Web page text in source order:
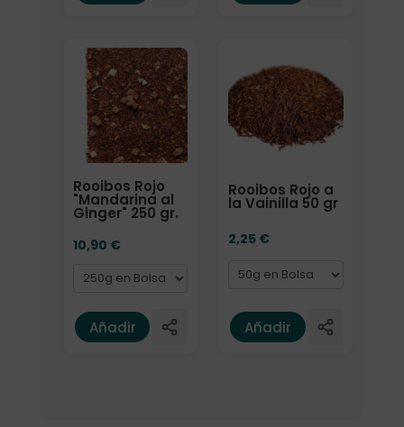
Rooibos Rojo
"Mandarina al
Ginger" 250 gr.
10,90 €
Formato
Añadir
Rooibos Rojo a
la Vainilla 50 gr
2,25 €
Añadir